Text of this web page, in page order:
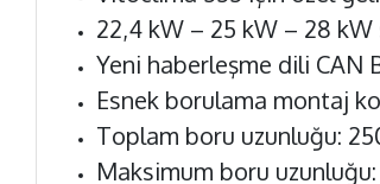
22,4 kW – 25 kW – 28
Yeni haberleşme dili CAN
Esnek borulama montaj
Toplam boru uzunluğu:
Maksimum boru uzunluğu: